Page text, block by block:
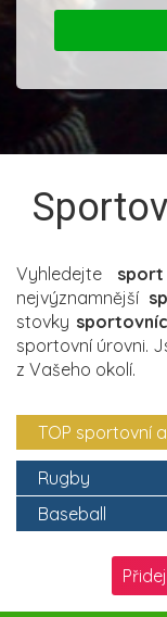
Vyhledejte
nejvýznamnější
stovky
sportovní úrovni.
z Vašeho okolí.
TOP sportovní
Rugby
Baseball